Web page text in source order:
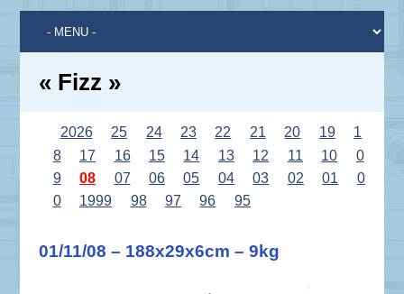
« Fizz »
2026 25 24 23 22 21 20 19
1
8
17 16 15 14 13 12 11 10
0
9
08 07 06 05 04 03 02 01
0
0
1999 98 97 96 95
01/11/08 – 188x29x6cm – 9kg